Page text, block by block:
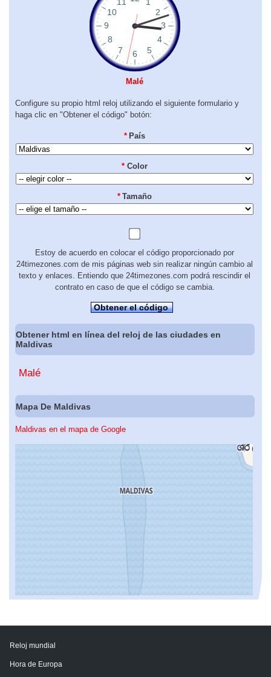
Malé
Configure su propio html reloj utilizando el siguiente formulario y
haga clic en "Obtener el código" botón:
* País
* Color
* Tamaño
Estoy de acuerdo en colocar el código proporcionado por
24timezones.com de mis páginas web sin realizar ningún cambio al
texto y enlaces. Entiendo que 24timezones.com podrá rescindir el
contrato en caso de que el código se cambia.
Obtener el código
Obtener html en línea del reloj de las ciudades en
Maldivas
Malé
Mapa De Maldivas
Maldivas en el mapa de Google
Reloj mundial
Hora de Europa